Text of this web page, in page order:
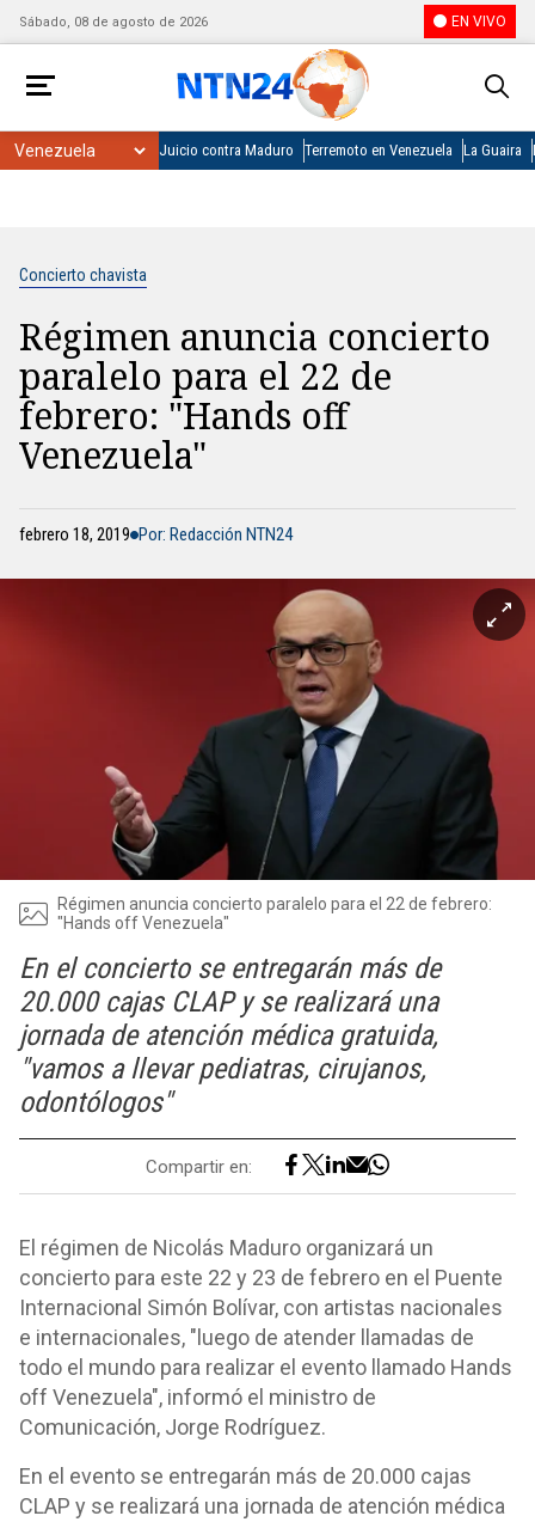
Sábado, 08 de agosto de 2026 EN VIVO
Juicio contra Maduro Terremoto en Venezuela La Guaira
Concierto chavista
Régimen anuncia concierto
paralelo para el 22 de
febrero: "Hands off
Venezuela"
febrero 18, 2019 Por: Redacción NTN24
Régimen anuncia concierto paralelo para el 22 de febrero:
"Hands off Venezuela"
En el concierto se entregarán más de
20.000 cajas CLAP y se realizará una
jornada de atención médica gratuida,
"vamos a llevar pediatras, cirujanos,
odontólogos"
Compartir en:
El régimen de Nicolás Maduro organizará un
concierto para este 22 y 23 de febrero en el Puente
Internacional Simón Bolívar, con artistas nacionales
e internacionales, "luego de atender llamadas de
todo el mundo para realizar el evento llamado Hands
off Venezuela", informó el ministro de
Comunicación, Jorge Rodríguez.
En el evento se entregarán más de 20.000 cajas
CLAP y se realizará una jornada de atención médica